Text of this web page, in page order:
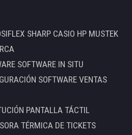
SHARP CASIO HP MUSTEK
SOFTWARE IN SITU
SOFTWARE VENTAS
PANTALLA TÁCTIL
TÉRMICA DE TICKETS